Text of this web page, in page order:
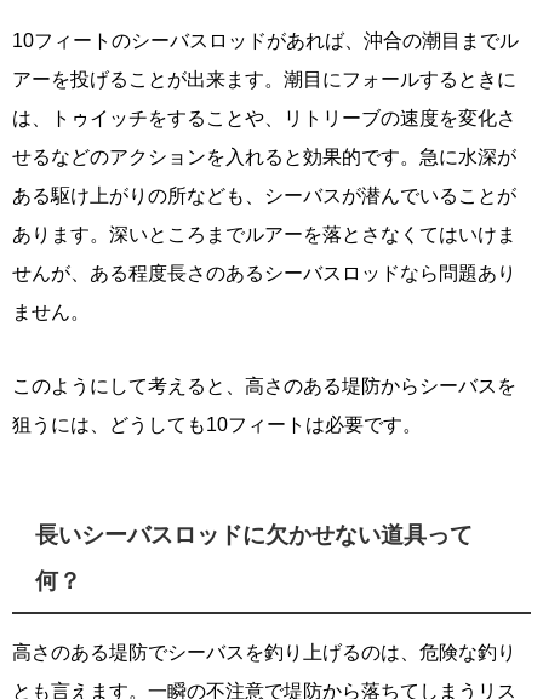
10フィートのシーバスロッドがあれば、沖合の潮目までル
アーを投げることが出来ます。潮目にフォールするときに
は、トゥイッチをすることや、リトリーブの速度を変化さ
せるなどのアクションを入れると効果的です。急に水深が
ある駆け上がりの所なども、シーバスが潜んでいることが
あります。深いところまでルアーを落とさなくてはいけま
せんが、ある程度長さのあるシーバスロッドなら問題あり
ません。
このようにして考えると、高さのある堤防からシーバスを
狙うには、どうしても10フィートは必要です。
長いシーバスロッドに欠かせない道具って
何？
高さのある堤防でシーバスを釣り上げるのは、危険な釣り
とも言えます。一瞬の不注意で堤防から落ちてしまうリス